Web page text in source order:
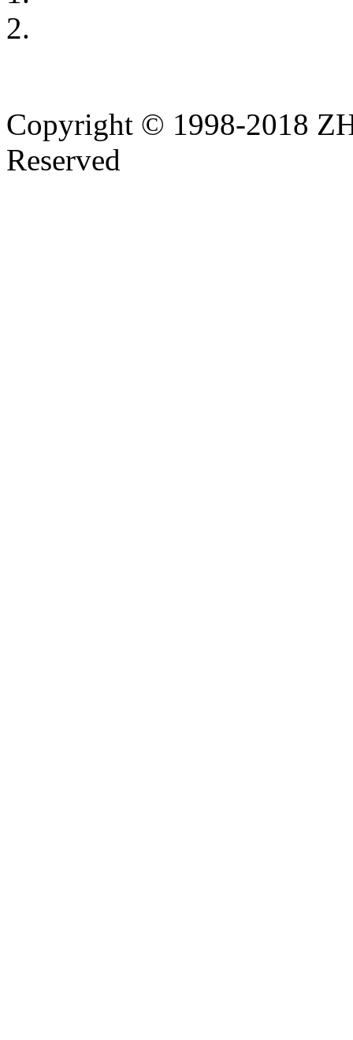
Copyright © 1998-2018
Reserved